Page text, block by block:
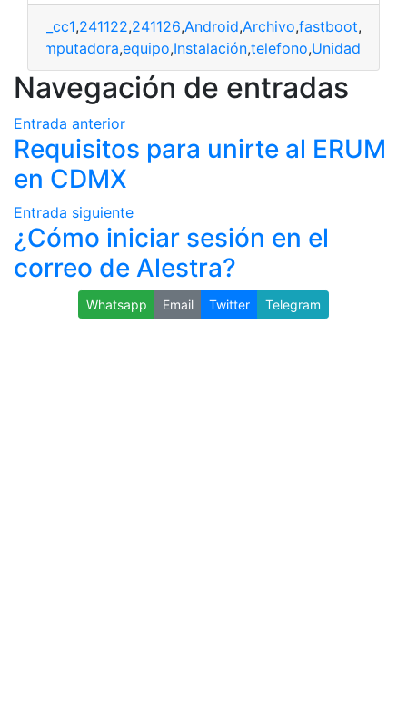
_cc1,241122,241126,Android,Archivo,fastboot,
computadora,equipo,Instalación,telefono,Unidad
Navegación de entradas
Entrada anterior
Requisitos para unirte al ERUM
en CDMX
Entrada siguiente
¿Cómo iniciar sesión en el
correo de Alestra?
Whatsapp Email Twitter Telegram